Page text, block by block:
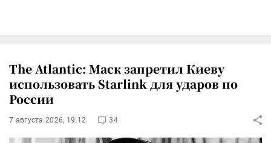
The Atlantic: Маск запретил Киеву
использовать Starlink для ударов по
России
7 августа 2026, 19:12 34